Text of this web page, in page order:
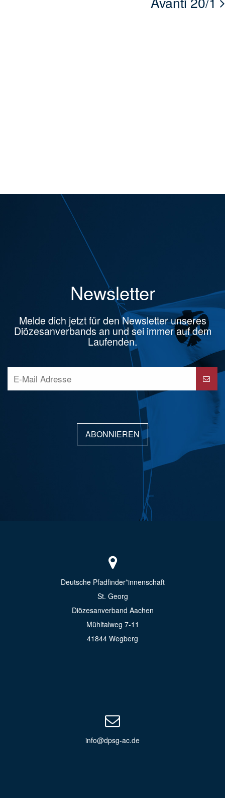
Newsletter
Melde dich jetzt für den Newsletter unseres
Diözesanverbands an und sei immer auf dem
Laufenden.
ABONNIEREN
Deutsche Pfadfinder*innenschaft
St. Georg
Diözesanverband Aachen
Mühltalweg 7-11
41844 Wegberg
info@dpsg-ac.de